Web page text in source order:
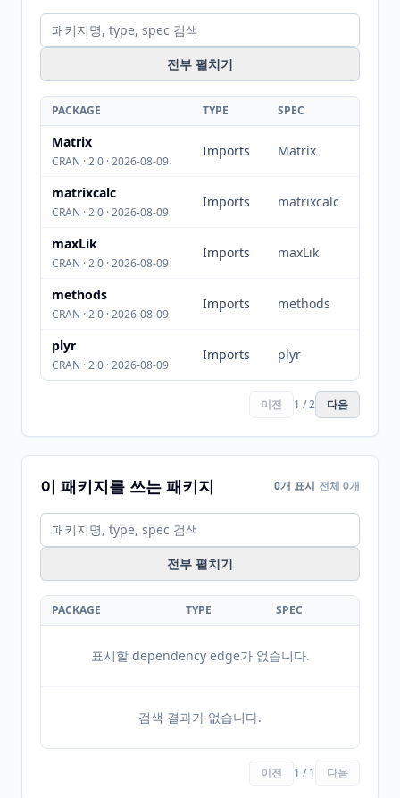
전부 펼치기
PACKAGE TYPE SPEC
Matrix
CRAN · 2.0 · 2026-08-09
Imports Matrix
matrixcalc
CRAN · 2.0 · 2026-08-09
Imports matrixcalc
maxLik
CRAN · 2.0 · 2026-08-09
Imports maxLik
methods
CRAN · 2.0 · 2026-08-09
Imports methods
plyr
CRAN · 2.0 · 2026-08-09
Imports plyr
이전 1 / 2 다음
이 패키지를 쓰는 패키지 0개 표시 전체 0개
전부 펼치기
PACKAGE TYPE SPEC
표시할 dependency edge가 없습니다.
검색 결과가 없습니다.
이전 1 / 1 다음